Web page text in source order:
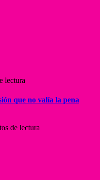
lectura
que no valía la pena
de lectura